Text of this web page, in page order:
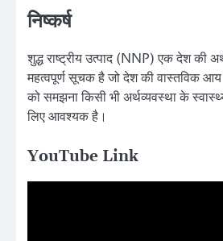
निष्कर्ष
शुद्ध राष्ट्रीय उत्पाद (NNP) एक देश की
महत्वपूर्ण सूचक है जो देश की वास्तविक आय
को समझना किसी भी अर्थव्यवस्था के
लिए आवश्यक है।
YouTube Link